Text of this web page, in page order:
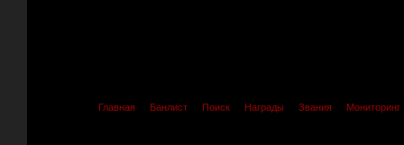
Главная Банлист Поиск Награды Звания Мониторинг